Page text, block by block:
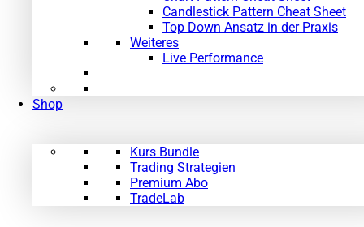
Candlestick Pattern Cheat Sheet
Top Down Ansatz in der Praxis
Weiteres
Live Performance
Shop
Kurs Bundle
Trading Strategien
Premium Abo
TradeLab